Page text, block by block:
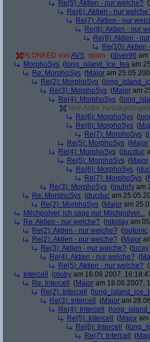
Re(5): Aktien - nur welche? (
Re(6): Aktien - nur
Re(7): Aktien - nur
Re(8): Aktien - nur
Re(9): Aktien -
Re(10): Aktien
PLONKED von AVS: spam (diver96 am
MorphoSys ( long_island_ice_tea am
Re: MorphoSys (Major am
Re(2): MorphoSys (
Re(3): MorphoSys (Major am
Re(4): MorphoSys (
Vom Autor
Re(6): MorphoSys (
Re(6): MorphoSys (
Re(7): MorphoSys (
Re(5): MorphoSys (Major
Re(4): MorphoSys (ducduc
Re(5): MorphoSys (Major
Re(6): MorphoSys (
Re(7): MorphoSys (
Re(3): MorphoSys (muhrly am
Re: MorphoSys (ducduc am
Re(2): MorphoSys (Major am
Milchpulver, ich sage nur Milchpulver... (
Re: Aktien - nur welche? (nikolay am
Re(2): Aktien - nur welche? (isotonic
Re(2): Aktien - nur welche? (Major
Re(3): Aktien - nur welche? (tucay
Re(4): Aktien - nur welche? (
Re(5): Aktien - nur welche? (
Intercell
(moby am 16.06.2007,
Re: Intercell
(Major am 18.06.2007,
Re(2): Intercell
(
Re(3): Intercell
(Major am
Re(4): Intercell
(
Re(5): Intercell
(Major
Re(6): Intercell
(
Re(7): Intercell
(